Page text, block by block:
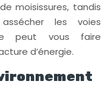
moisissures, tandis
les voies
peut vous faire
d’énergie.